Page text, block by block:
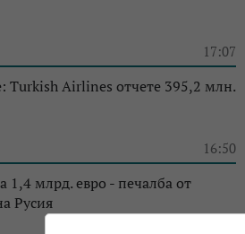
17:07
Turkish Airlines отчете 395,2 млн.
16:50
1,4 млрд. евро - печалба от
Русия